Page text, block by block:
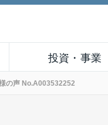
投資・事業
の声 No.A003532252